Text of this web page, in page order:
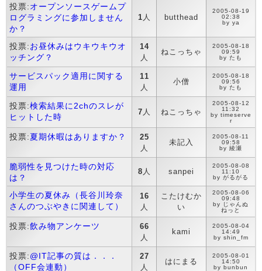
投票:オープンソースゲームプ
ログラミングに参加しません
か？
1 人 butthead
2005-08-19
02:38
by ya
投票:お昼休みはウキウキウオ
ッチング？
14
人
ねこっちゃ
2005-08-18
09:59
by たも
サービスパック適用に関する
運用
11
人
小僧
2005-08-18
09:56
by たも
投票:検索結果に2chのスレが
ヒットした時
7 人 ねこっちゃ
2005-08-12
11:32
by timeserve
r
投票:夏期休暇はありますか？
25
人
未記入
2005-08-11
09:58
by 綾瀬
脆弱性を見つけた時の対応
は？
8 人 sanpei
2005-08-08
11:10
by がるがる
小学生の夏休み（長谷川玲奈
さんのつぶやきに関連して）
16
人
こたけむか
い
2005-08-06
09:48
by じゃんぬ
ねっと
投票:飲み物アンケーツ
66
人
kami
2005-08-04
14:49
by shin_fm
投票:@IT記事の質は．．．
（OFF会連動）
27
人
はにまる
2005-08-01
14:50
by bunbun